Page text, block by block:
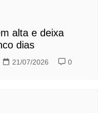
alta e deixa
dias
21/07/2026 0